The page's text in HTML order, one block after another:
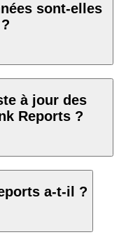
sont-elles
à jour des
Reports ?
a-t-il ?